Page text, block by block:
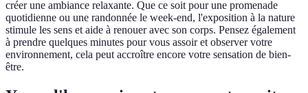
créer une ambiance relaxante. Que ce soit pour une promenade
quotidienne ou une randonnée le week-end, l'exposition à la nature
stimule les sens et aide à renouer avec son corps. Pensez également
à prendre quelques minutes pour vous assoir et observer votre
environnement, cela peut accroître encore votre sensation de bien-
être.